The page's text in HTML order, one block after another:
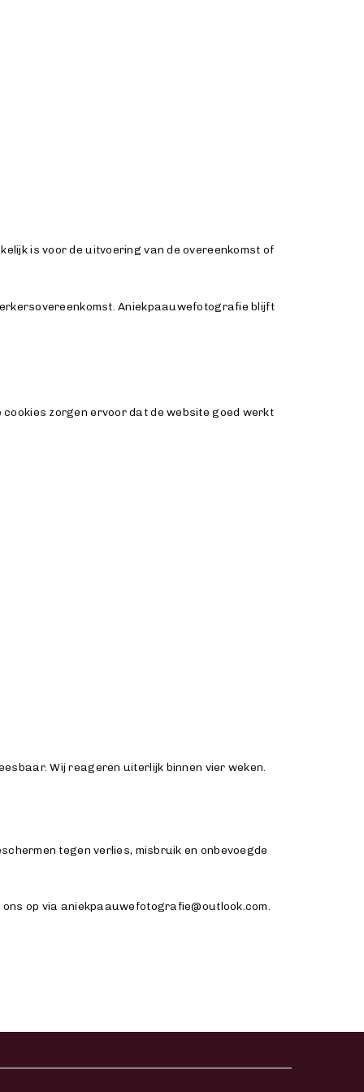
is voor de uitvoering van de overeenkomst of
Aniekpaauwefotografie blijft
cookies zorgen ervoor dat de website goed werkt
Wij reageren uiterlijk binnen vier weken.
tegen verlies, misbruik en onbevoegde
op via aniekpaauwefotografie@outlook.com.